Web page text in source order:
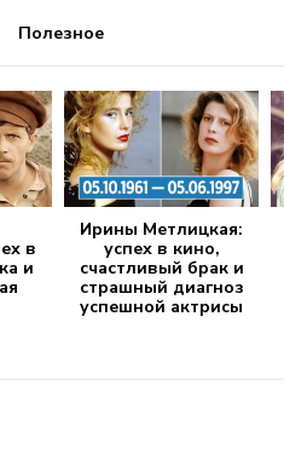
Полезное
в
и
Ирины Метлицкая:
успех в кино,
счастливый брак и
страшный диагноз
успешной актрисы